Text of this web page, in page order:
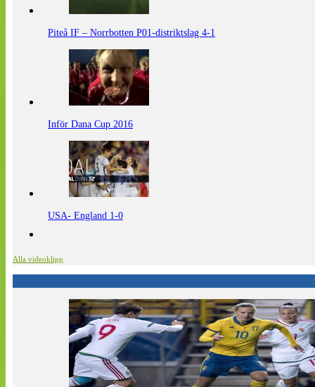
Piteå IF – Norrbotten P01-distriktslag 4-1
Inför Dana Cup 2016
USA- England 1-0
Alla videoklipp